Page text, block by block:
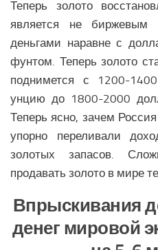
Теперь золото
является не
деньгами наравне с
фунтом. Теперь золото
поднимется с 1200-
унцию до 1800-2000
Теперь ясно, зачем
упорно переливали
золотых запасов.
продавать золото в мире
Впрыскивания
денег мировой